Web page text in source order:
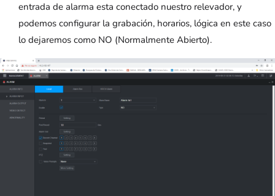
entrada de alarma esta conectado nuestro relevador, y
podemos configurar la grabación, horarios, lógica en este caso
lo dejaremos como NO (Normalmente Abierto).